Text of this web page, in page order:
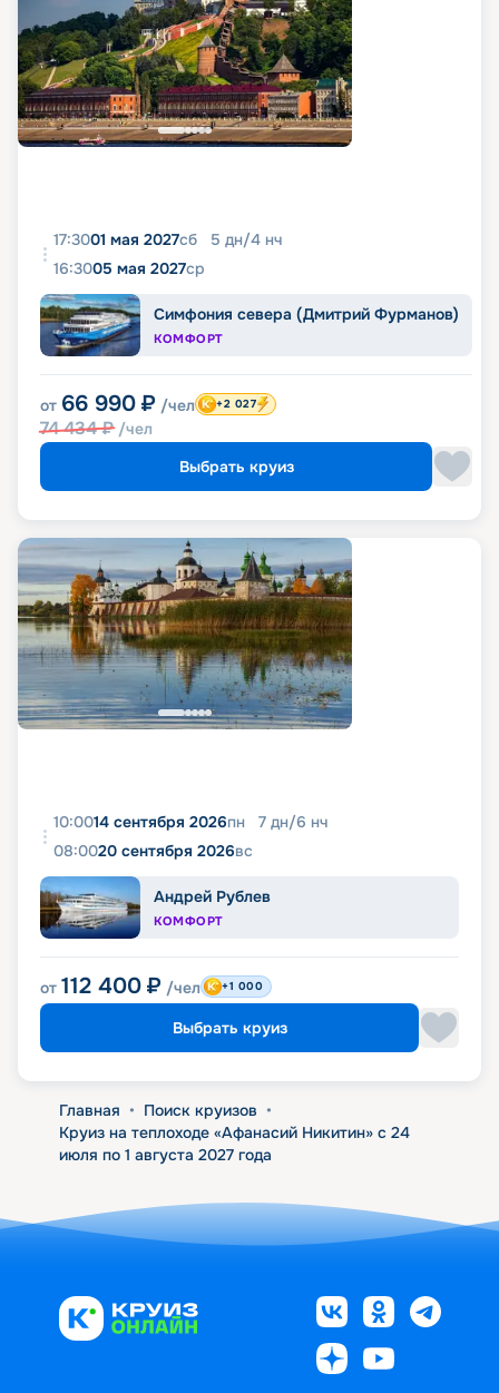
17:3001 мая 2027сб 5 дн/4 нч
16:3005 мая 2027ср
Симфония севера (Дмитрий Фурманов)
КОМФОРТ
от 66 990 ₽ /чел
74 434₽ /чел
+2 027
Выбрать круиз
10:0014 сентября 2026пн 7 дн/6 нч
08:0020 сентября 2026вс
Андрей Рублев
КОМФОРТ
от 112 400 ₽ /чел +1 000
Выбрать круиз
Главная • Поиск круизов •
Круиз на теплоходе «Афанасий Никитин» с 24
июля по 1 августа 2027 года